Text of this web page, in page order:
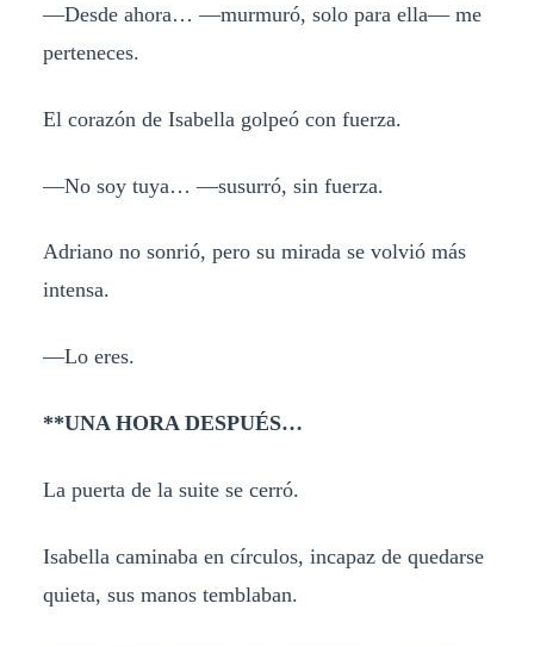
—Desde ahora… —murmuró, solo para ella— me
perteneces.
El corazón de Isabella golpeó con fuerza.
—No soy tuya… —susurró, sin fuerza.
Adriano no sonrió, pero su mirada se volvió más
intensa.
—Lo eres.
**UNA HORA DESPUÉS…
La puerta de la suite se cerró.
Isabella caminaba en círculos, incapaz de quedarse
quieta, sus manos temblaban.